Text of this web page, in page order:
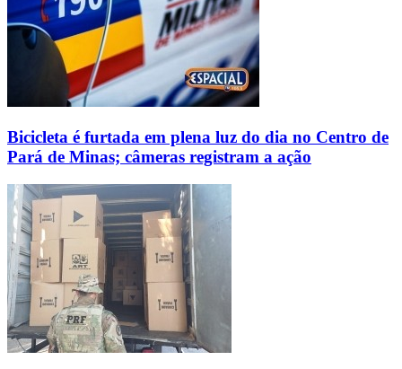
Bicicleta é furtada em plena luz do dia no Centro de
Pará de Minas; câmeras registram a ação